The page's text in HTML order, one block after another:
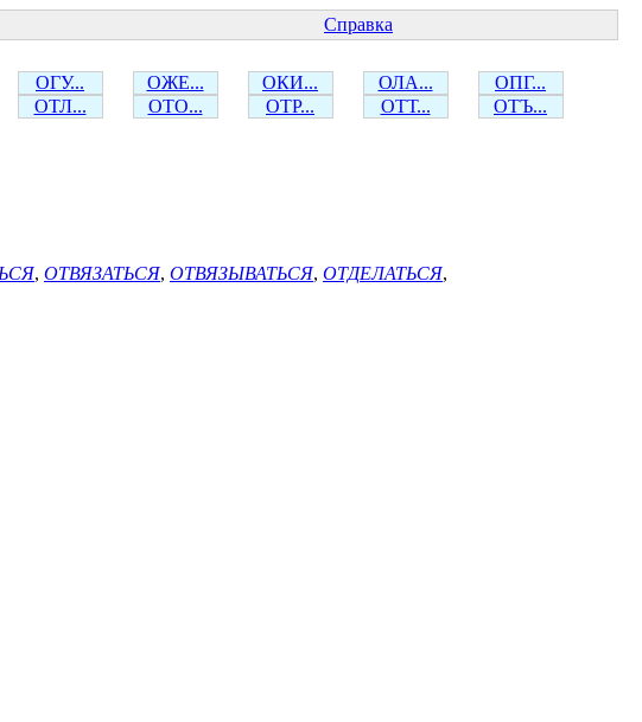
Справка
ОГУ... ОЖЕ... ОКИ... ОЛА...
ОПГ...
ОТЛ... ОТО... ОТР... ОТТ...
ОТЪ...
, ОТВЯЗАТЬСЯ, ОТВЯЗЫВАТЬСЯ, ОТДЕЛАТЬСЯ,